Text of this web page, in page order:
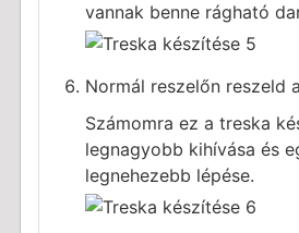
vannak benne rágható
Normál reszelőn reszeld
Számomra ez a treska
legnagyobb kihívása és
legnehezebb lépése.